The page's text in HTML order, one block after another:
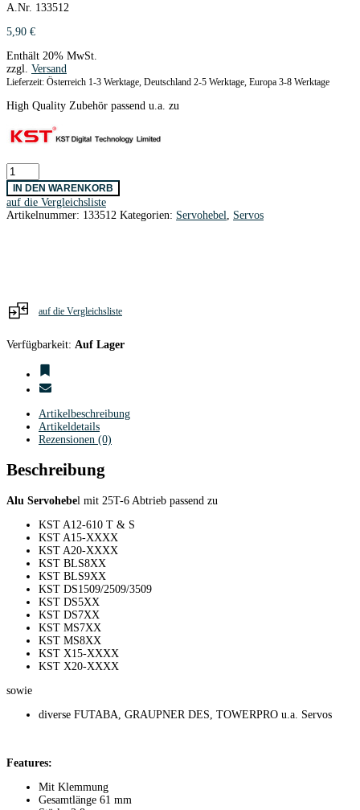
A.Nr. 133512
5,90 €
Enthält 20% MwSt.
zzgl. Versand
Lieferzeit: Österreich 1-3 Werktage, Deutschland 2-5 Werktage, Europa 3-8 Werktage
High Quality Zubehör passend u.a. zu
Servohebel
KST
25T-
6
/
Alu
purpur
IN DEN WARENKORB
auf die Vergleichsliste
Artikelnummer: 133512 Kategorien: Servohebel Servos
auf die Vergleichsliste
Verfügbarkeit: Auf Lager
Artikelbeschreibung
Artikeldetails
Rezensionen (0)
Beschreibung
Alu Servohebel mit 25T-6 Abtrieb passend zu
KST A12-610 T & S
KST A15-XXXX
KST A20-XXXX
KST BLS8XX
KST BLS9XX
KST DS1509/2509/3509
KST DS5XX
KST DS7XX
KST MS7XX
KST MS8XX
KST X15-XXXX
KST X20-XXXX
sowie
diverse FUTABA, GRAUPNER DES, TOWERPRO u.a. Servos
Features:
Mit Klemmung
Gesamtlänge 61 mm